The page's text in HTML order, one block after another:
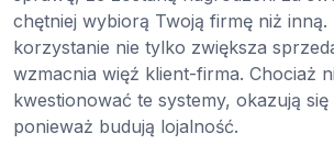
chętniej wybiorą Twoją firmę niż
korzystanie nie tylko zwiększa
wzmacnia więź klient-firma. Chociaż
kwestionować te systemy, okazują
ponieważ budują lojalność.